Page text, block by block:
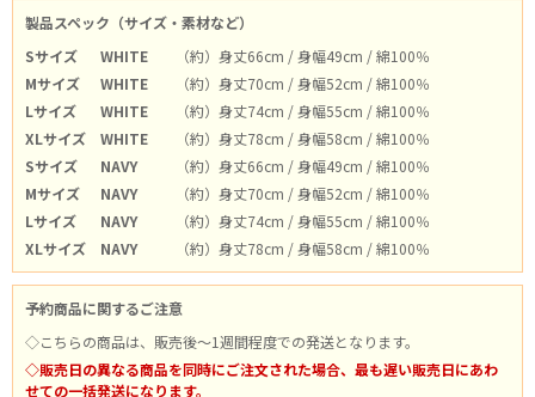
製品スペック（サイズ・素材など）
Sサイズ
WHITE
（約）身丈66cm / 身幅49cm / 綿100％
Mサイズ
WHITE
（約）身丈70cm / 身幅52cm / 綿100％
Lサイズ
WHITE
（約）身丈74cm / 身幅55cm / 綿100％
XLサイズ
WHITE
（約）身丈78cm / 身幅58cm / 綿100％
Sサイズ
NAVY
（約）身丈66cm / 身幅49cm / 綿100％
Mサイズ
NAVY
（約）身丈70cm / 身幅52cm / 綿100％
Lサイズ
NAVY
（約）身丈74cm / 身幅55cm / 綿100％
XLサイズ
NAVY （約）身丈78cm / 身幅58cm / 綿100％
予約商品に関するご注意
◇こちらの商品は、販売後～1週間程度での発送となります。
◇販売日の異なる商品を同時にご注文された場合、最も遅い販売日にあわ
せての一括発送になります。